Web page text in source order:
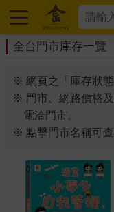
全台門市庫存一覽
※ 網頁之「庫存狀態
※ 門市、網路價格
電洽門市。
※ 點擊門市名稱可查